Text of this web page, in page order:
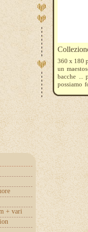
+ vari
360 x 180
un
bacche ...
possiamo
523-321-